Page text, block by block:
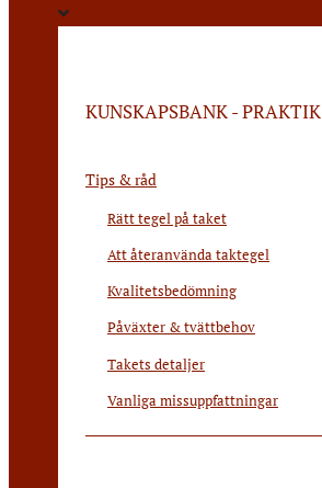
KUNSKAPSBANK - PRAKTIK
Tips & råd
Rätt tegel på taket
Att återanvända taktegel
Kvalitetsbedömning
Påväxter & tvättbehov
Takets detaljer
Vanliga missuppfattningar